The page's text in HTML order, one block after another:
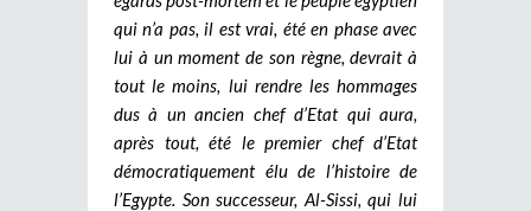
qui n’a pas, il est vrai, été en phase avec
lui à un moment de son règne, devrait à
tout le moins, lui rendre les hommages
dus à un ancien chef d’Etat qui aura,
après tout, été le premier chef d’Etat
démocratiquement élu de l’histoire de
l’Egypte. Son successeur, Al-Sissi, qui lui